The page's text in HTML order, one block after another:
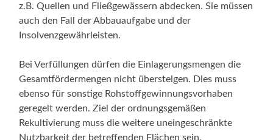
z.B. Quellen und Fließgewässern abdecken. Sie müssen
auch den Fall der Abbauaufgabe und der
Insolvenzgewährleisten.
Bei Verfüllungen dürfen die Einlagerungsmengen die
Gesamtfördermengen nicht übersteigen. Dies muss
ebenso für sonstige Rohstoffgewinnungsvorhaben
geregelt werden. Ziel der ordnungsgemäßen
Rekultivierung muss die weitere uneingeschränkte
Nutzbarkeit der betreffenden Flächen sein.